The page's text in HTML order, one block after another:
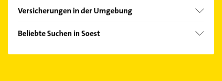
Ostönnen
Versicherungen in der Umgebung
Bad Sassendorf
Lippetal
Beliebte Suchen in Soest